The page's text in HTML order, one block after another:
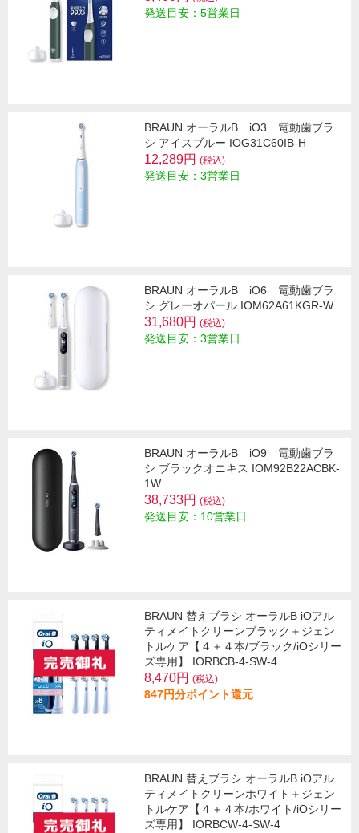
発送目安：5営業日
BRAUN オーラルB iO3 電動歯ブラ
シ アイスブルー IOG31C60IB-H
12,289円 (税込)
発送目安：3営業日
BRAUN オーラルB iO6 電動歯ブラ
シ グレーオパール IOM62A61KGR-W
31,680円 (税込)
発送目安：3営業日
BRAUN オーラルB iO9 電動歯ブラ
シ ブラックオニキス IOM92B22ACBK-
1W
38,733円 (税込)
発送目安：10営業日
BRAUN 替えブラシ オーラルB iOアル
ティメイトクリーンブラック＋ジェン
トルケア【４＋４本/ブラック/iOシリー
ズ専用】 IORBCB-4-SW-4
8,470円 (税込)
847円分ポイント還元
BRAUN 替えブラシ オーラルB iOアル
ティメイトクリーンホワイト＋ジェン
トルケア【４＋４本/ホワイト/iOシリー
ズ専用】 IORBCW-4-SW-4